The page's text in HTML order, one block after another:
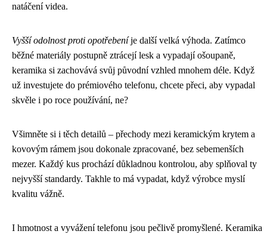
natáčení videa.
Vyšší odolnost proti opotřebeníje další velká výhoda. Zatímco
běžné materiály postupně ztrácejí lesk a vypadají ošoupaně,
keramika si zachovává svůj původní vzhled mnohem déle. Když
už investujete do prémiového telefonu, chcete přeci, aby vypadal
skvěle i po roce používání, ne?
Všimněte si i těch detailů – přechody mezi keramickým krytem a
kovovým rámem jsou dokonale zpracované, bez sebemenších
mezer. Každý kus prochází důkladnou kontrolou, aby splňoval ty
nejvyšší standardy. Takhle to má vypadat, když výrobce myslí
kvalitu vážně.
I hmotnost a vyvážení telefonu jsou pečlivě promyšlené. Keramika